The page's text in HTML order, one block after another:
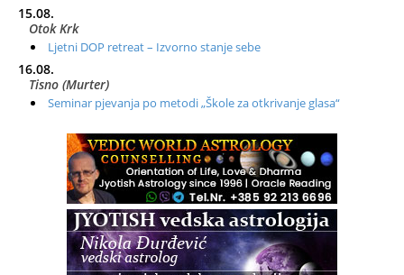
15.08.
Otok Krk
Ljetni DOP retreat – Izvorno stanje sebe
16.08.
Tisno (Murter)
Seminar pjevanja po metodi „Škole za otkrivanje glasa“
Radionica: Pomagači iz drugih dimenzija Online – otvoreno za
Zagreb+Online
Osnovni ThetaHealing® tečaj, Zagreb i Online